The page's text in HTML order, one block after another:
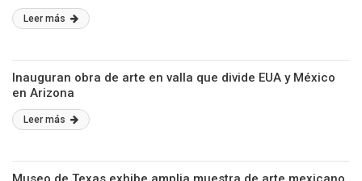
Leer más
Inauguran obra de arte en valla que divide EUA y México
en Arizona
Leer más